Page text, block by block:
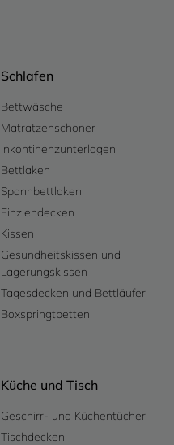
Schlafen
Bettwäsche
Matratzenschoner
Inkontinenzunterlagen
Bettlaken
Spannbettlaken
Einziehdecken
Kissen
Gesundheitskissen und
Lagerungskissen
Tagesdecken und Bettläufer
Boxspringtbetten
Küche und Tisch
Geschirr- und Küchentücher
Tischdecken